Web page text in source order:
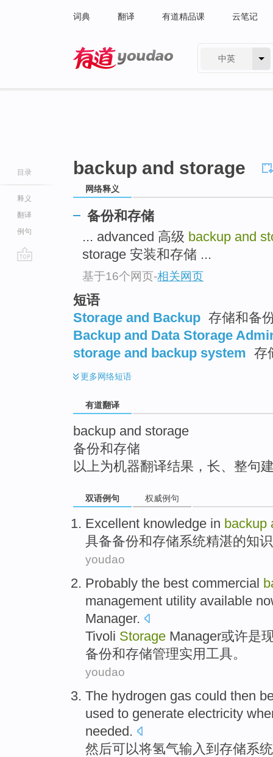
词典 翻译 有道精品课 云笔记
中英
目录
释义
翻译
例句
backup and storage
网络释义
备份和存储
... advanced 高级 backup and
storage 安装和存储 ...
基于16个网页-相关网页
短语
Storage and Backup 存储和备
Backup and Data Storage
storage and backup system 存
更多网络短语
有道翻译
backup and storage
备份和存储
以上为机器翻译结果，长、整句
双语例句 权威例句
Excellent knowledge in backup
具备备份和存储系统精湛的知识
youdao
Probably the best commercial
management utility available
Manager.
Tivoli Storage Manager或许是
备份和存储管理实用工具。
youdao
The hydrogen gas could then
used to generate electricity
needed.
然后可以将氢气输入到 存储系统